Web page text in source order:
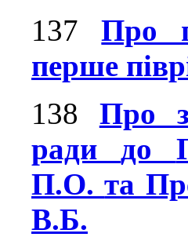
137Про
перше
138 Про
радидо
П.О.та
В.Б.